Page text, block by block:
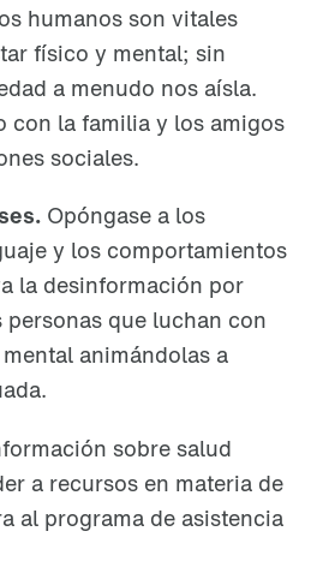
humanos son vitales
físico y mental; sin
a menudo nos aísla.
con la familia y los amigos
sociales.
Opóngase a los
y los comportamientos
la desinformación por
que luchan con
animándolas a
sobre salud
a recursos en materia de
al programa de asistencia